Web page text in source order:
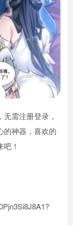
需注册登录，
的神器，喜欢的
！